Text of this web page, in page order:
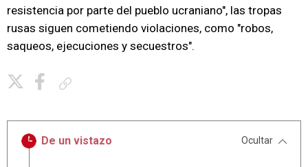
resistencia por parte del pueblo ucraniano", las tropas
rusas siguen cometiendo violaciones, como "robos,
saqueos, ejecuciones y secuestros".
De un vistazo Ocultar